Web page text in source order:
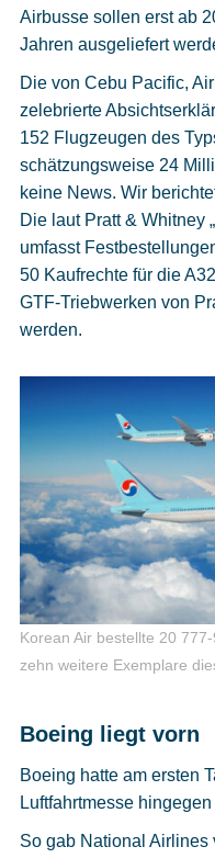
Airbusse sollen erst ab
Jahren ausgeliefert
Die von Cebu Pacific,
zelebrierte
152 Flugzeugen des
schätzungsweise 24
keine News. Wir
Die laut Pratt & Whitney
umfasst
50 Kaufrechte für die
GTF-Triebwerken von
werden.
Korean Air bestellte 20
zehn weitere Exemplare
Boeing liegt vorn
Boeing hatte am ersten
Luftfahrtmesse
So gab National Airlines